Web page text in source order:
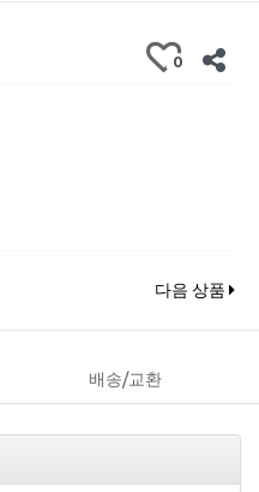
0
다음 상품
배송/교환